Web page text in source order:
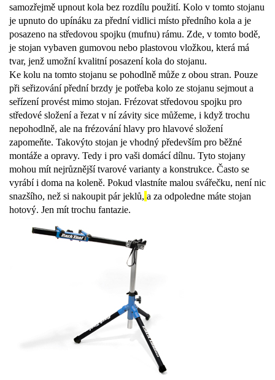
samozřejmě upnout kola bez rozdílu použití. Kolo v tomto stojanu
je upnuto do upínáku za přední vidlici místo předního kola a je
posazeno na středovou spojku (mufnu) rámu. Zde, v tomto bodě,
je stojan vybaven gumovou nebo plastovou vložkou, která má
tvar, jenž umožní kvalitní posazení kola do stojanu.
Ke kolu na tomto stojanu se pohodlně může z obou stran. Pouze
při seřizování přední brzdy je potřeba kolo ze stojanu sejmout a
seřízení provést mimo stojan. Frézovat středovou spojku pro
středové složení a řezat v ní závity sice můžeme, i když trochu
nepohodlně, ale na frézování hlavy pro hlavové složení
zapomeňte. Takovýto stojan je vhodný především pro běžné
montáže a opravy. Tedy i pro vaši domácí dílnu. Tyto stojany
mohou mít nejrůznější tvarové varianty a konstrukce. Často se
vyrábí i doma na koleně. Pokud vlastníte malou svářečku, není nic
snazšího, než si nakoupit párjeklů, a za odpoledne máte stojan
hotový. Jen mít trochu fantazie.